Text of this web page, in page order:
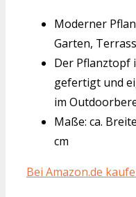
Moderner
Garten,
Der Pflanztopf
gefertigt und
im
Maße: ca.
cm
Bei Amazon.de